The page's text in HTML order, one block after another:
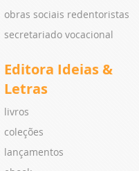
obras sociais redentoristas
secretariado vocacional
Editora Ideias &
Letras
livros
coleções
lançamentos